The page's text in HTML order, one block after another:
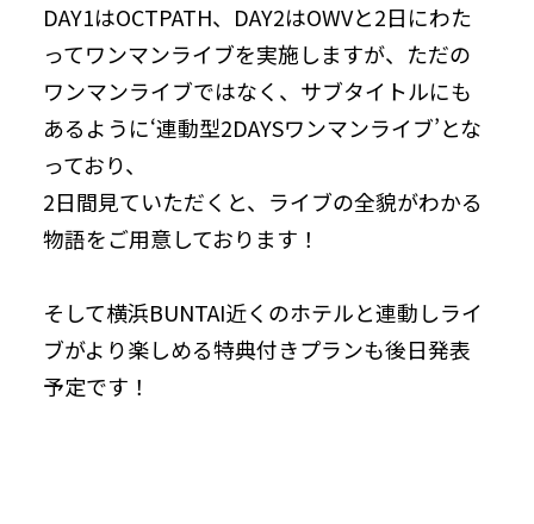
DAY1はOCTPATH、DAY2はOWVと2日にわた
ってワンマンライブを実施しますが、ただの
ワンマンライブではなく、サブタイトルにも
あるように‘連動型2DAYSワンマンライブ’とな
っており、
2日間見ていただくと、ライブの全貌がわかる
物語をご用意しております！
そして横浜BUNTAI近くのホテルと連動しライ
ブがより楽しめる特典付きプランも後日発表
予定です！